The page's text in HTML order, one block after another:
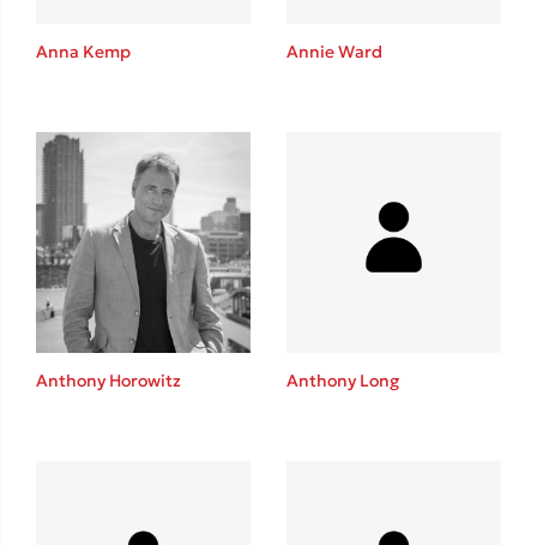
Φυστίκι ΠουΚυλάει
Παύλος Καστανάς
El Sombrero
Στέφανος Ξενάκης
Sebastian Fitzek
Freida McFadden
Lucinda Riley
Anna Kemp Annie Ward
Anthony Horowitz Anthony Long